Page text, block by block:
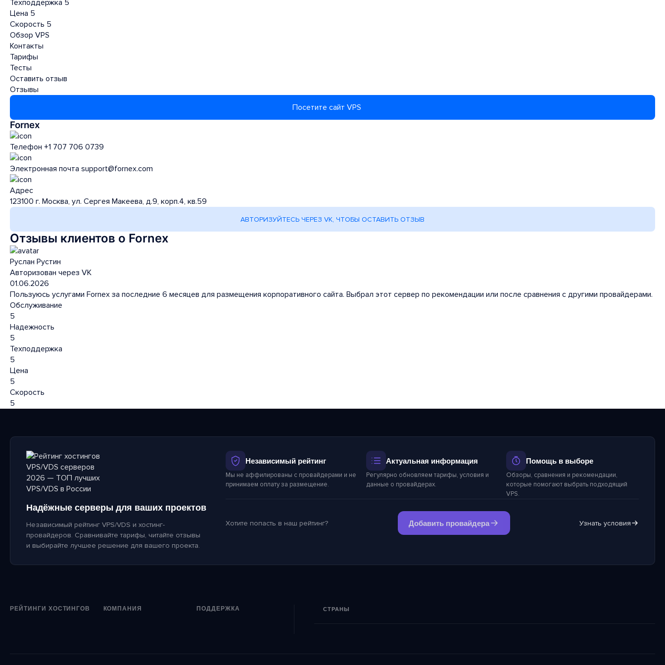
Техподдержка 5
Цена 5
Скорость 5
Обзор VPS
Контакты
Тарифы
Тесты
Оставить отзыв
Отзывы
Посетите сайт VPS
Fornex
Телефон +1 707 706 0739
Электронная почта support@fornex.com
Адрес
123100 г. Москва, ул. Сергея Макеева, д.9, корп.4, кв.59
АВТОРИЗУЙТЕСЬ ЧЕРЕЗ VK, ЧТОБЫ ОСТАВИТЬ ОТЗЫВ
Отзывы клиентов о Fornex
Руслан Рустин
Авторизован через VK
01.06.2026
Пользуюсь услугами Fornex за последние 6 месяцев для размещения корпоративного сайта. Выбрал этот сервер по рекомендации или после сравнения с другими провайдерами.
Обслуживание
5
Надежность
5
Техподдержка
5
Цена
5
Скорость
5
Надёжные серверы для ваших проектов
Независимый рейтинг VPS/VDS и хостинг-
провайдеров. Сравнивайте тарифы, читайте отзывы
и выбирайте лучшее решение для вашего проекта.
Независимый рейтинг
Мы не аффилированы с провайдерами и не
принимаем оплату за размещение.
Актуальная информация
Регулярно обновляем тарифы, условия и
данные о провайдерах.
Помощь в выборе
Обзоры, сравнения и рекомендации,
которые помогают выбрать подходящий
VPS.
Хотите попасть в наш рейтинг? Добавить провайдера Узнать условия
РЕЙТИНГИ ХОСТИНГОВ КОМПАНИЯ ПОДДЕРЖКА СТРАНЫ